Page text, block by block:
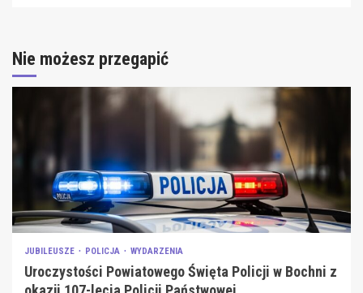
Nie możesz przegapić
JUBILEUSZE POLICJA WYDARZENIA
Uroczystości Powiatowego Święta Policji w Bochni z